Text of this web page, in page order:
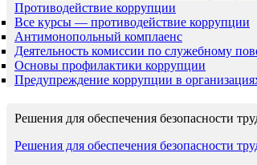
Противодействие коррупции
Все курсы — противодействие коррупции
Антимонопольный комплаенс
Деятельность комиссии по служебному
Основы профилактики коррупции
Предупреждение коррупции в
Решения для обеспечения безопасности
Решения для обеспечения безопасности